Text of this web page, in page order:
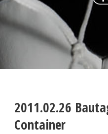
2011.02.26
Container